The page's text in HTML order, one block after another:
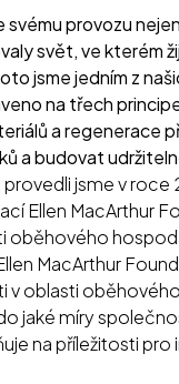
provozu
svět, ve kterém
jsme jedním z
na třech
a regenerace
a budovat
jsme v roce
Ellen MacArthur
oběhového
MacArthur
v oblasti
jaké míry
na příležitosti pro